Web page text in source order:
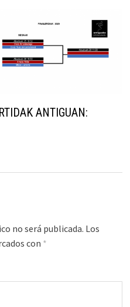
ANTIGUAN:
no será publicada. Los
con *